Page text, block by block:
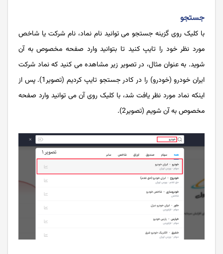
جستجو
با کلیک روی گزینه جستجو می توانید نام نماد، نام شرکت یا شاخص
مورد نظر خود را تایپ کنید تا بتوانید وارد صفحه مخصوص به آن
شوید. به عنوان مثال، در تصویر زیر مشاهده می کنید که نماد شرکت
ایران خودرو (خودرو) را در کادر جستجو تایپ کردیم (تصویر1). پس از
اینکه نماد مورد نظر یافت شد، با کلیک روی آن می توانید وارد صفحه
مخصوص به آن شویم (تصویر2).